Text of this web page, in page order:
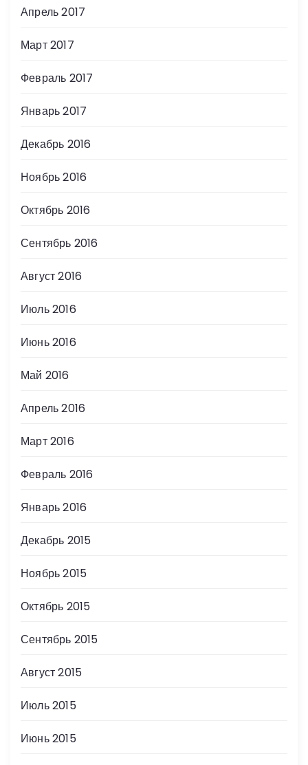
Апрель 2017
Март 2017
Февраль 2017
Январь 2017
Декабрь 2016
Ноябрь 2016
Октябрь 2016
Сентябрь 2016
Август 2016
Июль 2016
Июнь 2016
Май 2016
Апрель 2016
Март 2016
Февраль 2016
Январь 2016
Декабрь 2015
Ноябрь 2015
Октябрь 2015
Сентябрь 2015
Август 2015
Июль 2015
Июнь 2015